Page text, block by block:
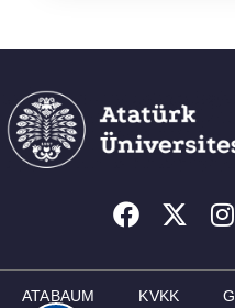
ATABAUM KVKK